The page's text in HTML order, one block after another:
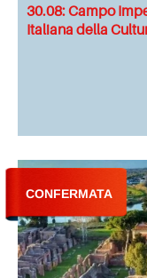
30.08: Campo
Italiana della
CONFERMATA